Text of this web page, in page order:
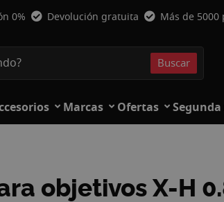
0% Devolución gratuita Más de
Buscar
Marcas Ofertas
objetivos X-H